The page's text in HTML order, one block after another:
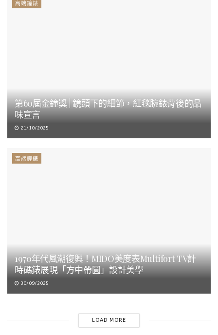
高端鐘錶
第60屆金鐘獎 | 鏡頭下的細節，紅毯腕錶背後的品
味宣言
21/10/2025
高端鐘錶
1970年代風潮復興！MIDO美度表Multifort TV計
時碼錶展現「方中帶圓」設計美學
30/09/2025
LOAD MORE